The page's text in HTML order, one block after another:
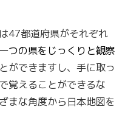
47都道府県がそれぞれ
つの県をじっくりと観察
ができますし、手に取っ
覚えることができるな
まな角度から日本地図を